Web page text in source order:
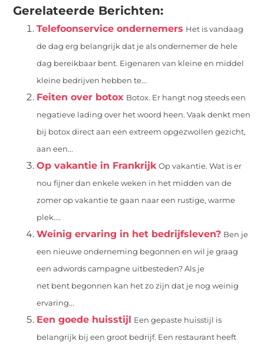
Gerelateerde Berichten:
Telefoonservice ondernemers Het is vandaag
de dag erg belangrijk dat je als ondernemer de hele
dag bereikbaar bent. Eigenaren van kleine en middel
kleine bedrijven hebben te...
Feiten over botox Botox. Er hangt nog steeds een
negatieve lading over het woord heen. Vaak denkt men
bij botox direct aan een extreem opgezwollen gezicht,
aan een...
Op vakantie in Frankrijk Op vakantie. Wat is er
nou fijner dan enkele weken in het midden van de
zomer op vakantie te gaan naar een rustige, warme
plek....
Weinig ervaring in het bedrijfsleven? Ben je
een nieuwe onderneming begonnen en wil je graag
een adwords campagne uitbesteden? Als je
net bent begonnen kan het zo zijn dat je nog weinig
ervaring...
Een goede huisstijl Een gepaste huisstijl is
belangrijk bij een groot bedrijf. Een restaurant heeft